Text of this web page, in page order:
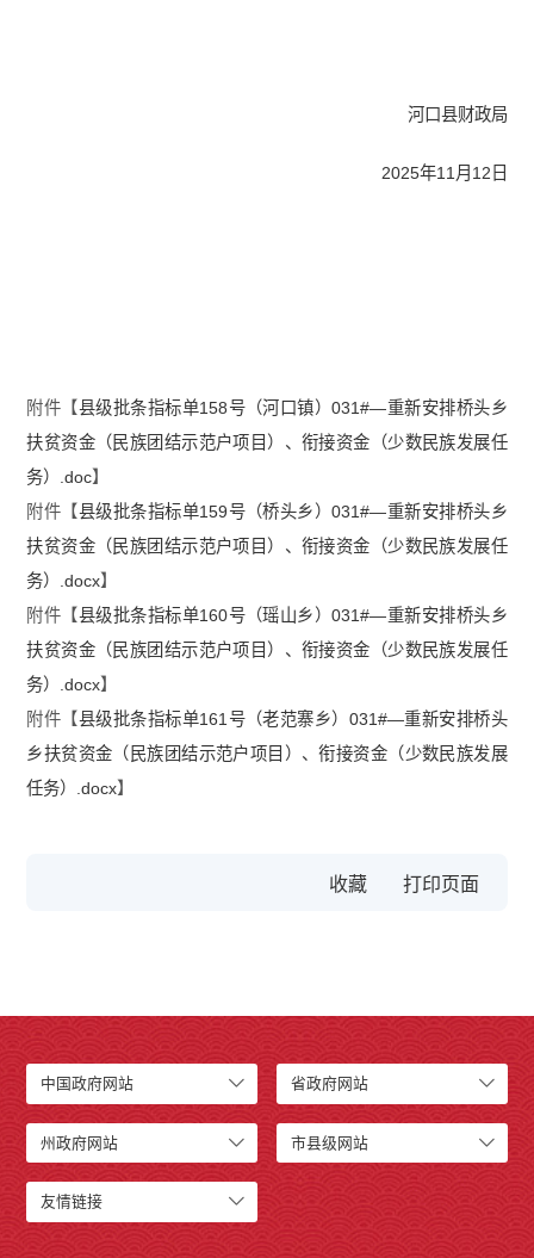
河口县财政局
2025年11月12日
附件【县级批条指标单158号（河口镇）031#—重新安排桥头乡
扶贫资金（民族团结示范户项目）、衔接资金（少数民族发展任
务）.doc】
附件【县级批条指标单159号（桥头乡）031#—重新安排桥头乡
扶贫资金（民族团结示范户项目）、衔接资金（少数民族发展任
务）.docx】
附件【县级批条指标单160号（瑶山乡）031#—重新安排桥头乡
扶贫资金（民族团结示范户项目）、衔接资金（少数民族发展任
务）.docx】
附件【县级批条指标单161号（老范寨乡）031#—重新安排桥头
乡扶贫资金（民族团结示范户项目）、衔接资金（少数民族发展
任务）.docx】
收藏
中国政府网站 省政府网站
州政府网站 市县级网站
友情链接